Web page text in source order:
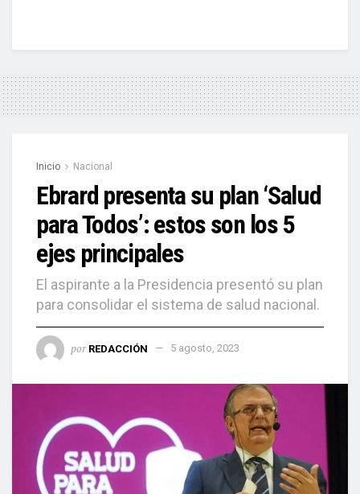
Inicio Nacional
Ebrard presenta su plan ‘Salud
para Todos’: estos son los 5
ejes principales
El aspirante a la Presidencia presentó su plan
para consolidar el sistema de salud nacional.
por REDACCIÓN 5 agosto, 2023